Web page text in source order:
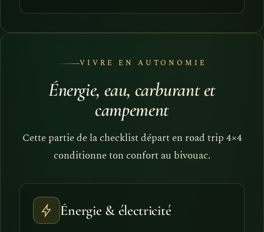
VIVRE EN AUTONOMIE
Énergie, eau, carburant et
campement
Cette partie de la checklist départ en road trip 4×4
conditionne ton confort au bivouac.
Énergie & électricité